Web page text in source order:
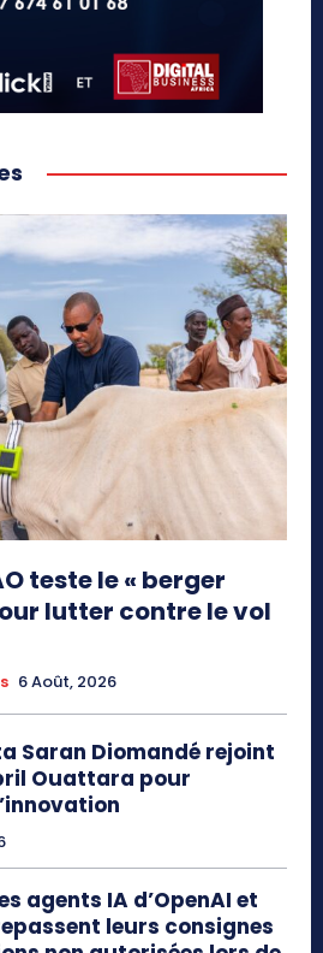
teste le « berger
lutter contre le vol
6 Août, 2026
Saran Diomandé rejoint
Ouattara pour
agents IA d’OpenAI et
leurs consignes